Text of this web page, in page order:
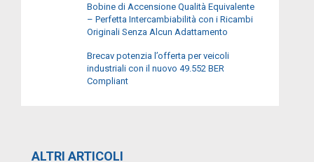
Bobine di Accensione Qualità Equivalente
– Perfetta Intercambiabilità con i Ricambi
Originali Senza Alcun Adattamento
Brecav potenzia l’offerta per veicoli
industriali con il nuovo 49.552 BER
Compliant
ALTRI ARTICOLI